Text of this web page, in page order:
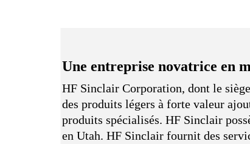
Une entreprise novatrice en
HF Sinclair Corporation, dont le
des produits légers à forte valeur
produits spécialisés. HF Sinclair
en Utah. HF Sinclair fournit des